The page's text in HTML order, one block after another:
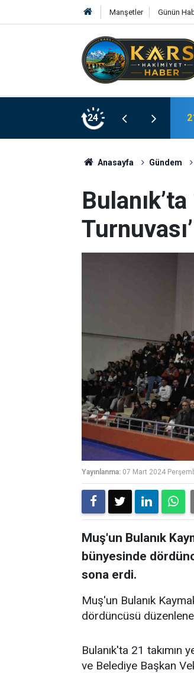
Manşetler Günün
24
Hizmete Açıldı
Anasayfa Gündem
Yayınlanma: 07 Mart 2024
Muş'un Bulanık
bünyesinde
sona erdi.
Muş'un Bulanık
dördüncüsü
Bulanık'ta 21 takımın
ve Belediye Başkan